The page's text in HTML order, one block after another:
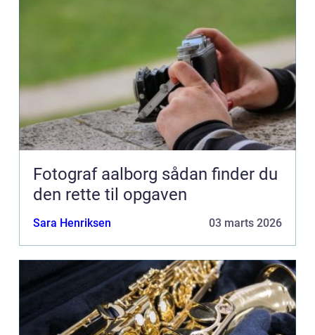
Fotograf aalborg sådan finder du
den rette til opgaven
Sara Henriksen 03 marts 2026